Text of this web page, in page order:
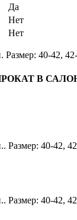
Да
Нет
Нет
Размер: 40-42,
В САЛОНЕ
Размер: 40-42,
Размер: 40-42,